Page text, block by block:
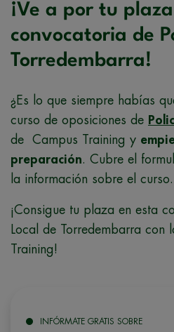
¡Ve a por tu
convocatoria de
Torredembarra!
¿Es lo que siempre habías
curso de oposiciones de
de Campus Training y
preparación. Cubre el
la información sobre el curso.
¡Consigue tu plaza en esta
Local de Torredembarra con
Training!
INFÓRMATE GRATIS SOBRE